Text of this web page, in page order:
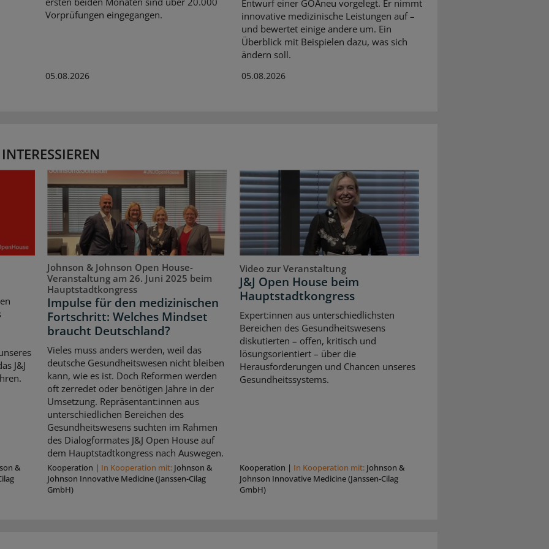
Vorprüfungen eingegangen.
05.08.2026
Entwurf einer GOÄneu vorgelegt. Er nimmt
innovative medizinische Leistungen auf –
und bewertet einige andere um. Ein
Überblick mit Beispielen dazu, was sich
ändern soll.
05.08.2026
J&J
&
Johnson & Johnson Open House-
Veranstaltung am 26. Juni 2025 beim
Hauptstadtkongress
Impulse für den medizinischen
Fortschritt: Welches Mindset
braucht Deutschland?
Vieles muss anders werden, weil das
deutsche Gesundheitswesen nicht bleiben
kann, wie es ist. Doch Reformen werden
oft zerredet oder benötigen Jahre in der
Umsetzung. Repräsentant:innen aus
unterschiedlichen Bereichen des
Gesundheitswesens suchten im Rahmen
des Dialogformates J&J Open House auf
dem Hauptstadtkongress nach Auswegen.
Kooperation | In Kooperation mit: Johnson &
Johnson Innovative Medicine (Janssen-Cilag
GmbH)
Video zur Veranstaltung
J&J Open House beim
Hauptstadtkongress
Expert:innen aus unterschiedlichsten
Bereichen des Gesundheitswesens
diskutierten – offen, kritisch und
lösungsorientiert – über die
Herausforderungen und Chancen unseres
Gesundheitssystems.
Kooperation | In Kooperation mit: Johnson &
Johnson Innovative Medicine (Janssen-Cilag
GmbH)